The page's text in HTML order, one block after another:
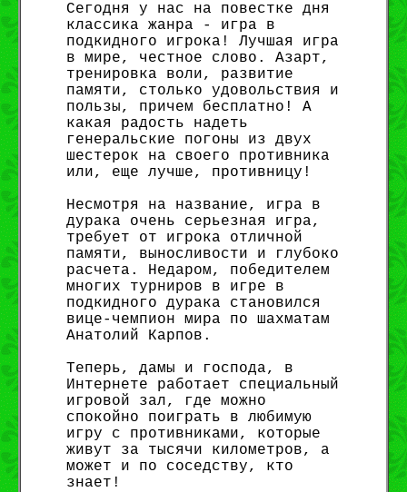
Сегодня у нас на повестке дня
классика жанра - игра в
подкидного игрока! Лучшая игра
в мире, честное слово. Азарт,
тренировка воли, развитие
памяти, столько удовольствия и
пользы, причем бесплатно! А
какая радость надеть
генеральские погоны из двух
шестерок на своего противника
или, еще лучше, противницу!
Несмотря на название, игра в
дурака очень серьезная игра,
требует от игрока отличной
памяти, выносливости и глубоко
расчета. Недаром, победителем
многих турниров в игре в
подкидного дурака становился
вице-чемпион мира по шахматам
Анатолий Карпов.
Теперь, дамы и господа, в
Интернете работает специальный
игровой зал, где можно
спокойно поиграть в любимую
игру с противниками, которые
живут за тысячи километров, а
может и по соседству, кто
знает!